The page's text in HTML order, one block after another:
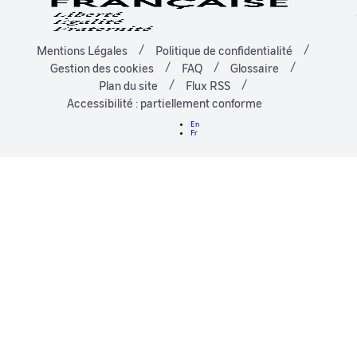
Mentions Légales
Politique de confidentialité
Gestion des cookies
FAQ
Glossaire
Plan du site
Flux RSS
Accessibilité : partiellement conforme
En
Fr